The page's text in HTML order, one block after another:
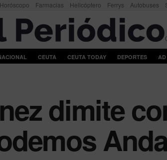
Horóscopo Farmacias Helicóptero Ferrys Autobuses
CEUTA CEUTA TODAY DEPORTES AD
dimite